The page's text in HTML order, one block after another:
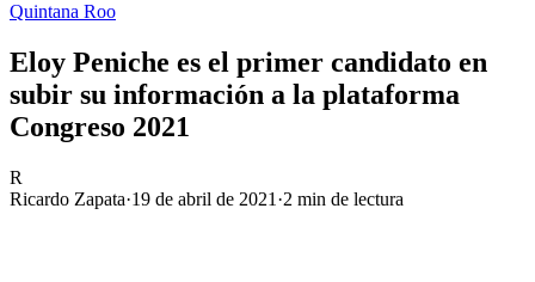
Quintana Roo
Eloy Peniche es el primer candidato en
subir su información a la plataforma
Congreso 2021
R
Ricardo Zapata·19 de abril de 2021 ·2 min de lectura